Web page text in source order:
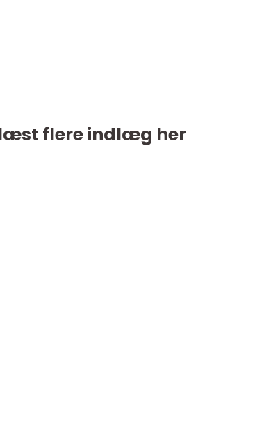
flere indlæg her